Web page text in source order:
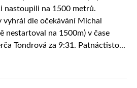
nastoupili na 1500 metrů.
dle očekávání Michal
nestartoval na 1500m) v čase
Tondrová za 9:31. Patnáctisto...